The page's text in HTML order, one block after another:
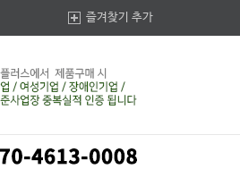
즐겨찾기 추가